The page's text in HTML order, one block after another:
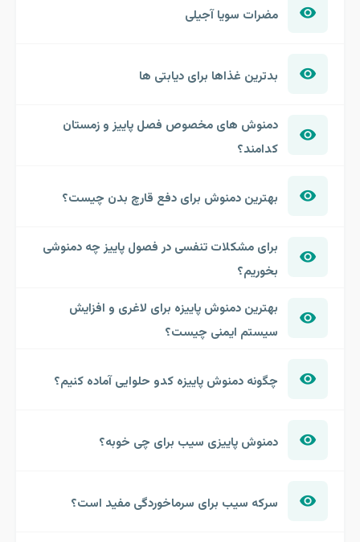
مضرات سویا آجیلی
بدترین غذاها برای دیابتی ها
دمنوش های مخصوص فصل پاییز و زمستان
کدامند؟
بهترین دمنوش برای دفع قارچ بدن چیست؟
برای مشکلات تنفسی در فصول پاییز چه دمنوشی
بخوریم؟
بهترین دمنوش پاییزه برای لاغری و افزایش
سیستم ایمنی چیست؟
چگونه دمنوش پاییزه کدو حلوایی آماده کنیم؟
دمنوش پاییزی سیب برای چی خوبه؟
سرکه سیب برای سرماخوردگی مفید است؟